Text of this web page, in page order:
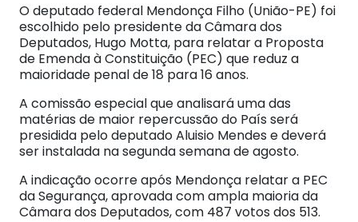
O deputado federal Mendonça Filho (União-PE) foi
escolhido pelo presidente da Câmara dos
Deputados, Hugo Motta, para relatar a Proposta
de Emenda à Constituição (PEC) que reduz a
maioridade penal de 18 para 16 anos.
A comissão especial que analisará uma das
matérias de maior repercussão do País será
presidida pelo deputado Aluisio Mendes e deverá
ser instalada na segunda semana de agosto.
A indicação ocorre após Mendonça relatar a PEC
da Segurança, aprovada com ampla maioria da
Câmara dos Deputados, com 487 votos dos 513.